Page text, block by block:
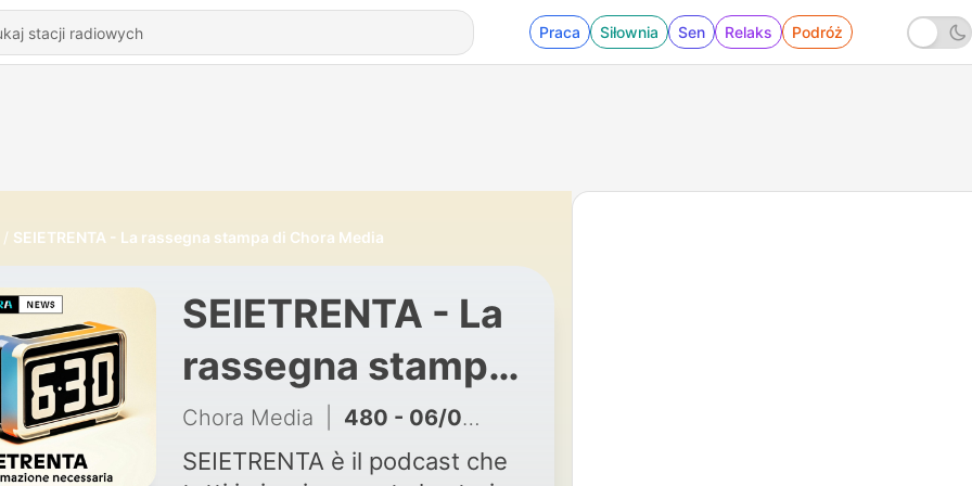
Praca Siłownia Sen Relaks Podróż
SEIETRENTA - La rassegna stampa di Chora Media
SEIETRENTA - La
rassegna stampa
di Chora Media
Chora Media 480 - 06/08: C’è un accordo su Hormuz ma non è quello di Trump
SEIETRENTA è il podcast che